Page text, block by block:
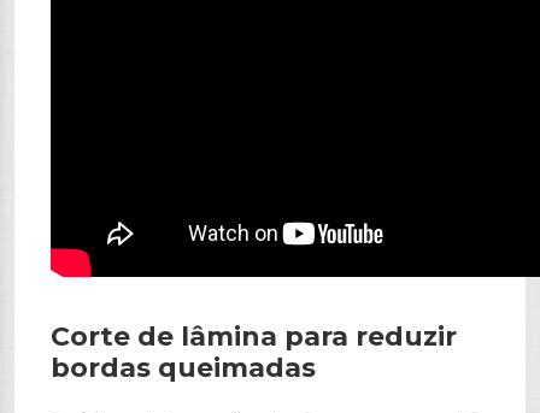
Corte de lâmina para reduzir
bordas queimadas